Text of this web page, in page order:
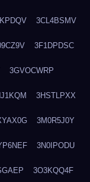
3CL4BSMV
3F1DPDSC
3GVOCWRP
3HSTLPXX
3M0R5J0Y
3N0IPODU
3O3KQQ4F